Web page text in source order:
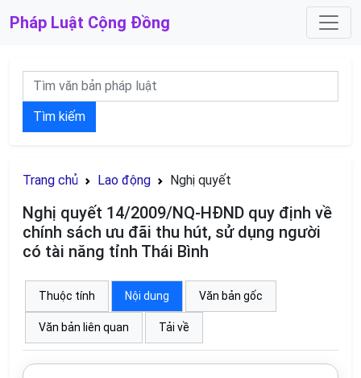
Pháp Luật Cộng Đồng
Tìm kiếm
Trang chủ Lao động Nghị quyết
Nghị quyết 14/2009/NQ-HĐND quy định về
chính sách ưu đãi thu hút, sử dụng người
có tài năng tỉnh Thái Bình
Thuộc tính Nội dung Văn bản gốc
Văn bản liên quan Tải về